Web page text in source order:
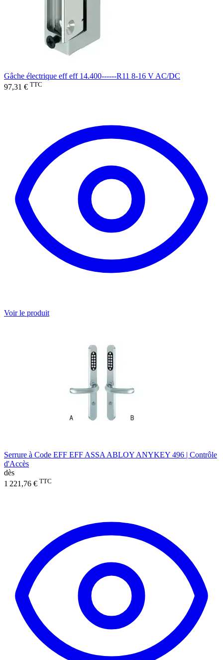
Gâche électrique eff eff 14.400------R11 8-16 V AC/DC
97,31 € TTC
Voir le produit
Serrure à Code EFF EFF ASSA ABLOY ANYKEY 496 | Contrôle
d'Accès
dès
1 221,76 € TTC